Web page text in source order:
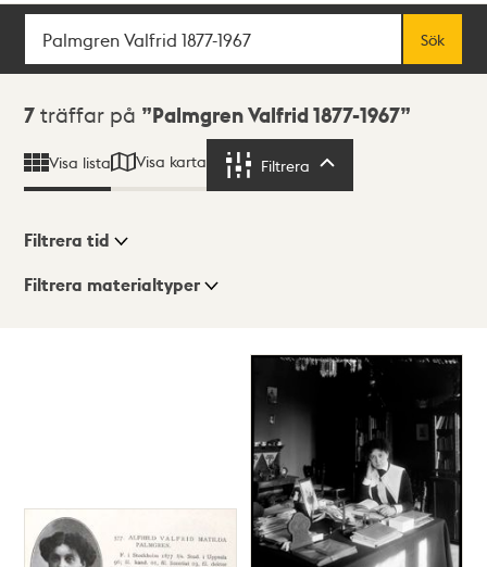
Sök
Sök
Sökresultat
7 träffar på Palmgren Valfrid 1877-1967
Visa lista Visa karta Filtrera
Visningsläge
Filtrera tid
Filtrera materialtyper